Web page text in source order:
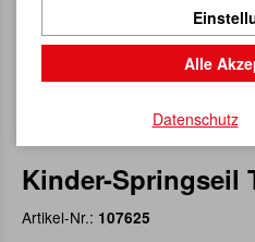
Kinder-Springseil
Artikel-Nr.: 107625
Alle
Datenschutz